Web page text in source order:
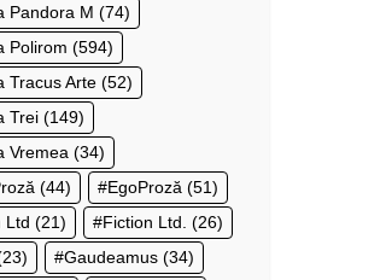
Pandora M (74)
Polirom (594)
Tracus Arte (52)
Trei (149)
Vremea (34)
(44) EgoProză (51)
Ltd (21) Fiction Ltd. (26)
Gaudeamus (34)